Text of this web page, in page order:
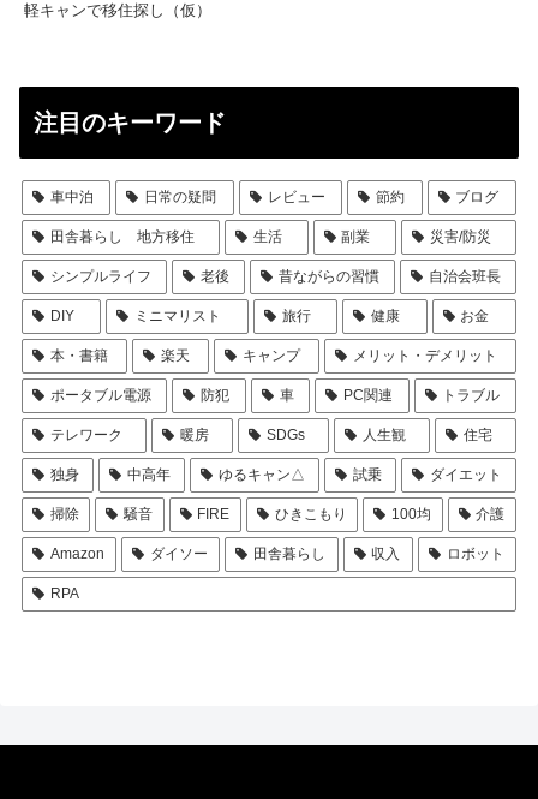
軽キャンで移住探し（仮）
注目のキーワード
車中泊 日常の疑問 レビュー 節約 ブログ
田舎暮らし 地方移住 生活 副業 災害/防災
シンプルライフ 老後 昔ながらの習慣 自治会班長
DIY ミニマリスト 旅行 健康 お金
本・書籍 楽天 キャンプ メリット・デメリット
ポータブル電源 防犯 車 PC関連 トラブル
テレワーク 暖房 SDGs 人生観 住宅
独身 中高年 ゆるキャン△ 試乗 ダイエット
掃除 騒音 FIRE ひきこもり 100均 介護
Amazon ダイソー 田舎暮らし 収入 ロボット
RPA